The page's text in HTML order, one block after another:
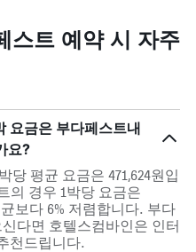
스트 예약 시 자주
요금은 부다페스트내
요?
당 평균 요금은 471,624원입
의 경우 1박당 요금은
보다 6% 저렴합니다. 부다
다면 호텔스컴바인은 인터
천드립니다.